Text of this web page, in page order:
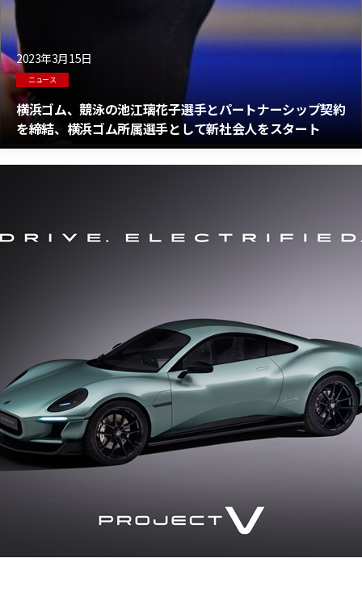
2023年3月15日
ニュース
横浜ゴム、競泳の池江璃花子選手とパートナーシップ契約
を締結、横浜ゴム所属選手として新社会人をスタート